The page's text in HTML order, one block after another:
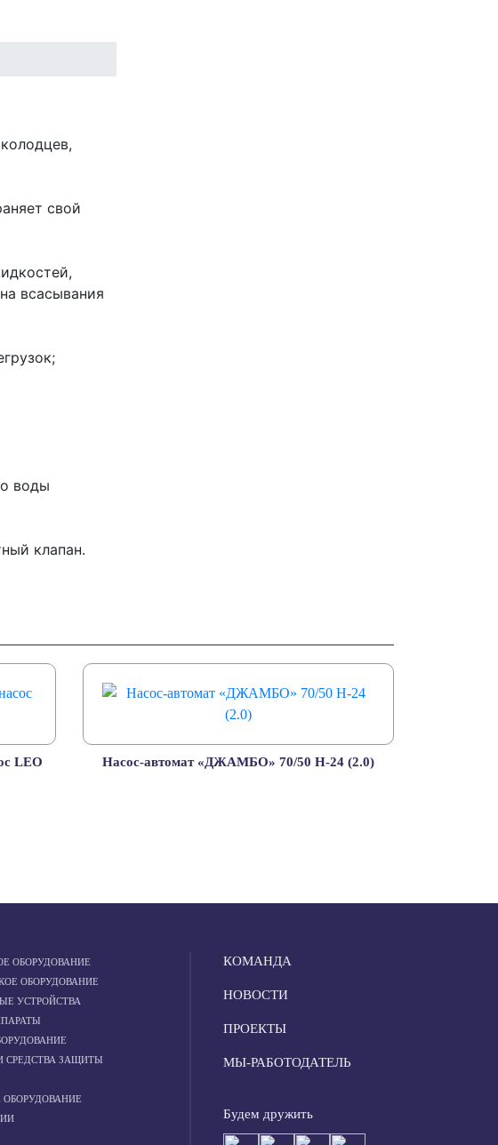
свой
всасывания
воды
клапан.
LEO
Насос-автомат «ДЖАМБО» 70/50 Н-24 (2.0)
ОБОРУДОВАНИЕ
ОБОРУДОВАНИЕ
УСТРОЙСТВА
СРЕДСТВА ЗАЩИТЫ
ОБОРУДОВАНИЕ
КОМАНДА
НОВОСТИ
ПРОЕКТЫ
МЫ-РАБОТОДАТЕЛЬ
Будем дружить